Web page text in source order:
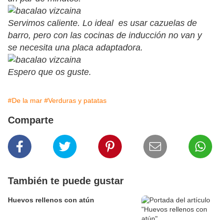
Servimos caliente. Lo ideal es usar cazuelas de
barro, pero con las cocinas de inducción no van y
se necesita una placa adaptadora.
Espero que os guste.
#De la mar #Verduras y patatas
Comparte
También te puede gustar
Huevos rellenos con atún